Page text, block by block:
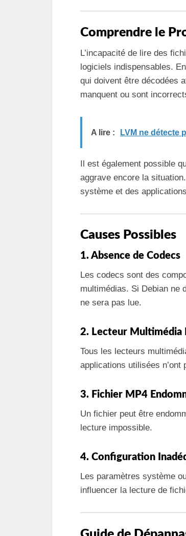
Comprendre le
L’incapacité de lire des
logiciels indispensables.
qui doivent être décodées
manquent ou sont
A lire : LVM ne détecte
Il est également possible
aggrave encore la
système et des
Causes Possibles
1. Absence de Codecs
Les codecs sont des
multimédias. Si Debian ne
ne sera pas lue.
2. Lecteur Multimédia
Tous les lecteurs
applications utilisées
3. Fichier MP4
Un fichier peut être
lecture impossible.
4. Configuration
Les paramètres système
influencer la lecture de